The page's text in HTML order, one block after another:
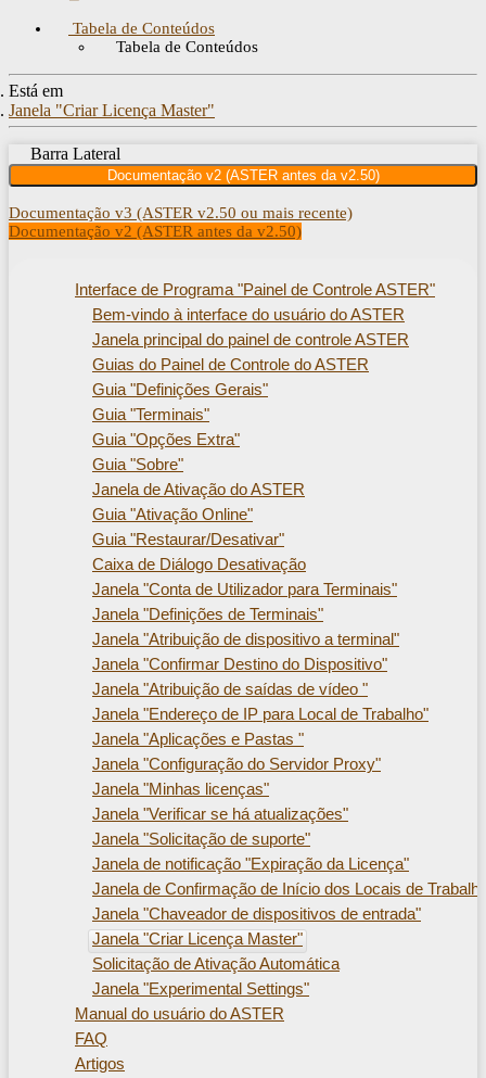
Tabela de Conteúdos
Tabela de Conteúdos
Está em
Janela "Criar Licença Master"
Barra Lateral
Documentação v2 (ASTER antes da v2.50)
Documentação v3 (ASTER v2.50 ou mais recente)
Documentação v2 (ASTER antes da v2.50)
Interface de Programa "Painel de Controle ASTER"
Bem-vindo à interface do usuário do ASTER
Janela principal do painel de controle ASTER
Guias do Painel de Controle do ASTER
Guia "Definições Gerais"
Guia "Terminais"
Guia "Opções Extra"
Guia "Sobre"
Janela de Ativação do ASTER
Guia "Ativação Online"
Guia "Restaurar/Desativar"
Caixa de Diálogo Desativação
Janela "Conta de Utilizador para Terminais"
Janela "Definições de Terminais"
Janela "Atribuição de dispositivo a terminal"
Janela "Confirmar Destino do Dispositivo"
Janela "Atribuição de saídas de vídeo "
Janela "Endereço de IP para Local de Trabalho"
Janela "Aplicações e Pastas "
Janela "Configuração do Servidor Proxy"
Janela "Minhas licenças"
Janela "Verificar se há atualizações"
Janela "Solicitação de suporte"
Janela de notificação "Expiração da Licença"
Janela de Confirmação de Início dos Locais de
Janela "Chaveador de dispositivos de entrada"
Janela "Criar Licença Master"
Solicitação de Ativação Automática
Janela "Experimental Settings"
Manual do usuário do ASTER
FAQ
Artigos